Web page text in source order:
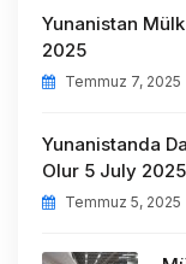
Yunanistan
2025
Temmuz 7, 2025
Yunanistanda
Olur 5 July 2025
Temmuz 5, 2025